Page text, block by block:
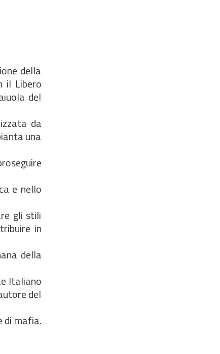
della
il Libero
del
da
una
e nello
gli stili
in
della
Italiano
del
di mafia.